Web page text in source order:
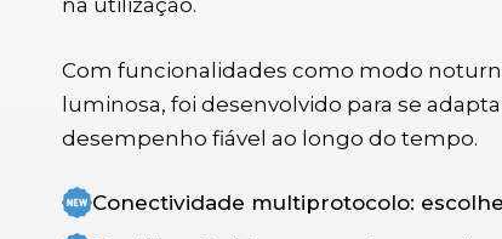
na utilização.
Com funcionalidades como modo
luminosa, foi desenvolvido para se
desempenho fiável ao longo do tempo.
Conectividade multiprotocolo: